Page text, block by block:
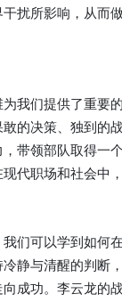
扰所影响，从而
我们提供了重要
的决策、独到的
带领部队取得一
代职场和社会中
们可以学到如何
静与清醒的判断
成功。李云龙的